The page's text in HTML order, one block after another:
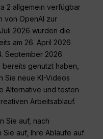
2 allgemein verfügbar
von OpenAI zur
2026 wurden die
am 26. April 2026
September 2026
genutzt haben,
Sie neue KI-Videos
Alternative und testen
Arbeitsablauf.
Sie auf, nach
auf, Ihre Abläufe auf